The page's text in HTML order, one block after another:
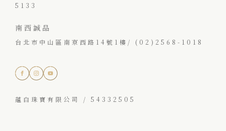
5133
南西誠品
台北市中山區南京西路14號1樓/ (02)2568-1018
蘊白珠寶有限公司 / 54332505